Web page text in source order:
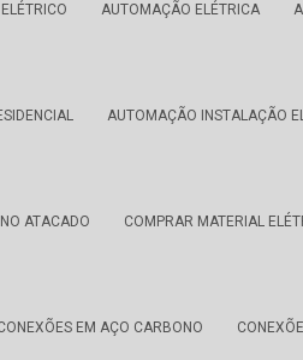
AUTOMAÇÃO ELÉTRICA
AUTOMAÇÃO INSTALAÇÃO
ATACADO COMPRAR MATERIAL
EM AÇO CARBONO